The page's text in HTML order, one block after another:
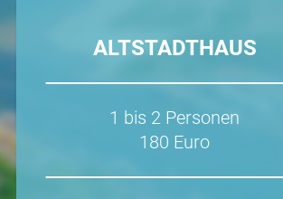
ALTSTADTHAUS
1 bis 2 Personen
180 Euro